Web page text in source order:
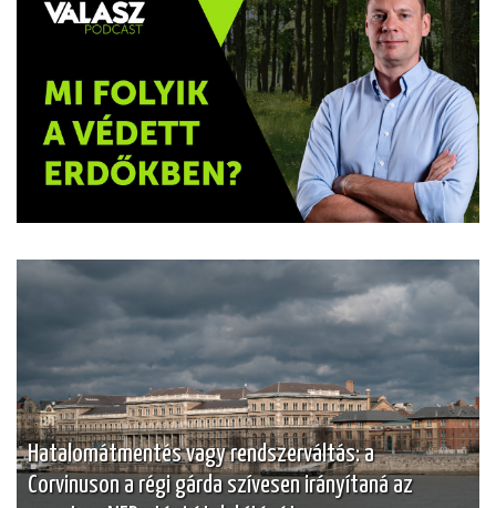
Hatalomátmentés vagy rendszerváltás: a
Corvinuson a régi gárda szívesen irányítaná az